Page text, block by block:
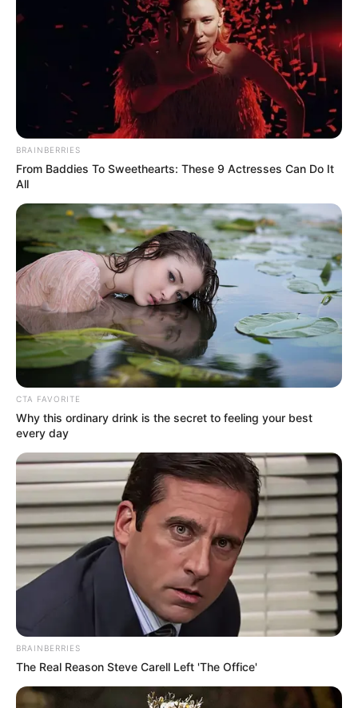
BRAINBERRIES
From Baddies To Sweethearts: These 9 Actresses Can Do It
All
CTA FAVORITE
Why this ordinary drink is the secret to feeling your best
every day
BRAINBERRIES
The Real Reason Steve Carell Left 'The Office'